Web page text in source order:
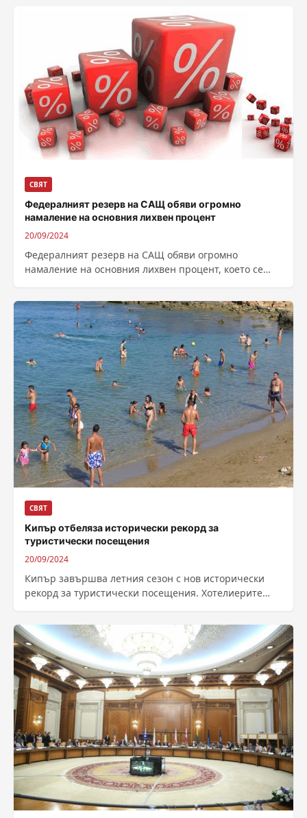
СВЯТ
Федералният резерв на САЩ обяви огромно
намаление на основния лихвен процент
20/09/2024
Федералният резерв на САЩ обяви огромно
намаление на основния лихвен процент, което се
СВЯТ
Кипър отбеляза исторически рекорд за
туристически посещения
20/09/2024
Кипър завършва летния сезон с нов исторически
рекорд за туристически посещения. Хотелиерите